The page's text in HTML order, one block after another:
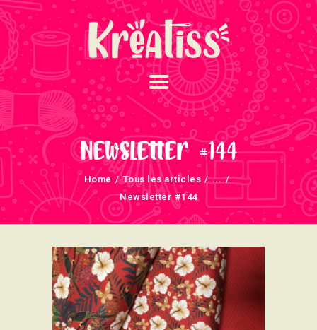
Newsletter #144
Home Tous les articles
...
Newsletter #144
ACCUEIL
NOS UNIVERS
ARRIVAGES
ATELIERS ET
ÉVÈNEMENTS
NEWSLETTERS
TUTORIELS
NOUS SOUTENONS
CONTACT